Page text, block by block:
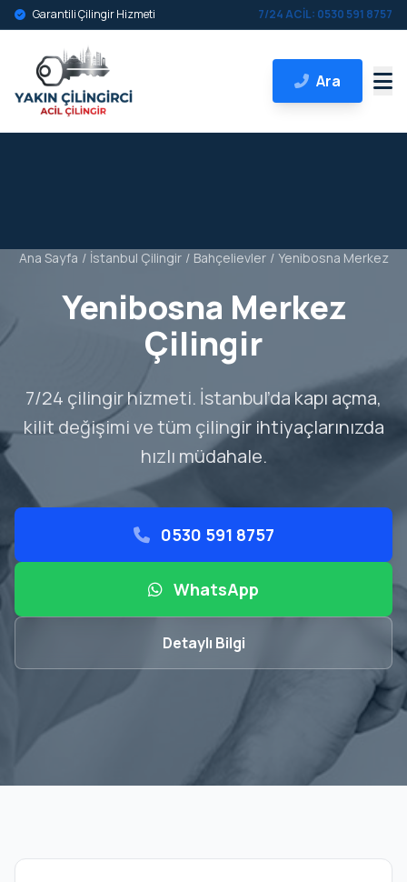
Garantili Çilingir Hizmeti 7/24 ACİL: 0530 591 8757
Ara
Ana Sayfa / İstanbul Çilingir / Bahçelievler / Yenibosna Merkez
Yenibosna Merkez
Çilingir
7/24 çilingir hizmeti. İstanbul’da kapı açma,
kilit değişimi ve tüm çilingir ihtiyaçlarınızda
hızlı müdahale.
0530 591 8757
WhatsApp
Detaylı Bilgi